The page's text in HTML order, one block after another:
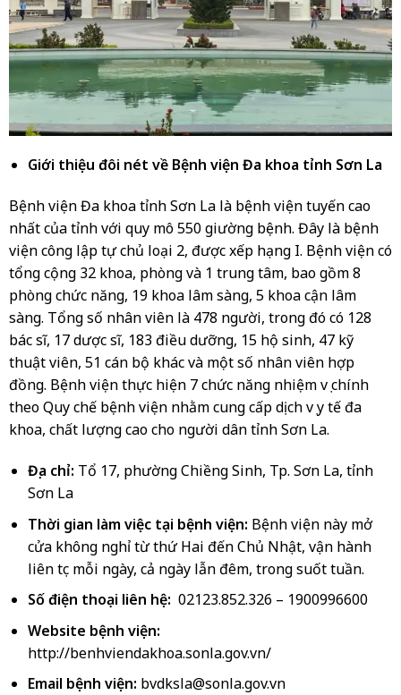
Giới thiệu đôi nét về Bệnh viện Đa khoa tỉnh Sơn La
Bệnh viện Đa khoa tỉnh Sơn La là bệnh viện tuyến cao
nhất của tỉnh với quy mô 550 giường bệnh. Đây là bệnh
viện công lập tự chủ loại 2, được xếp hạng I. Bệnh viện có
tổng cộng 32 khoa, phòng và 1 trung tâm, bao gồm 8
phòng chức năng, 19 khoa lâm sàng, 5 khoa cận lâm
sàng. Tổng số nhân viên là 478 người, trong đó có 128
bác sĩ, 17 dược sĩ, 183 điều dưỡng, 15 hộ sinh, 47 kỹ
thuật viên, 51 cán bộ khác và một số nhân viên hợp
đồng. Bệnh viện thực hiện 7 chức năng nhiệm vụ chính
theo Quy chế bệnh viện nhằm cung cấp dịch vụ y tế đa
khoa, chất lượng cao cho người dân tỉnh Sơn La.
Địa chỉ: Tổ 17, phường Chiềng Sinh, Tp. Sơn La, tỉnh
Sơn La
Thời gian làm việc tại bệnh viện: Bệnh viện này mở
cửa không nghỉ từ thứ Hai đến Chủ Nhật, vận hành
liên tục mỗi ngày, cả ngày lẫn đêm, trong suốt tuần.
Số điện thoại liên hệ: 02123.852.326 – 1900996600
Website bệnh viện:
http://benhviendakhoa.sonla.gov.vn/
Email bệnh viện: bvdksla@sonla.gov.vn